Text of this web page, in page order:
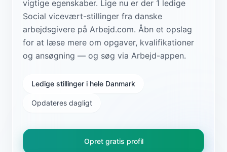
vigtige egenskaber. Lige nu er der 1 ledige
Social vicevært-stillinger fra danske
arbejdsgivere på Arbejd.com. Åbn et opslag
for at læse mere om opgaver, kvalifikationer
og ansøgning — og søg via Arbejd-appen.
Ledige stillinger i hele Danmark
Opdateres dagligt
Opret gratis profil